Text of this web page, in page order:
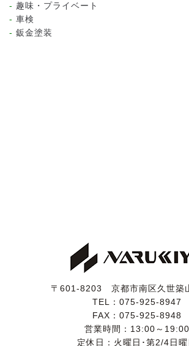
趣味・プライベート
車検
鈑金塗装
〒601-8203 京都市南区久世築
TEL： 075-925-8947
FAX：075-925-8948
営業時間：13:00～19:00
定休日：火曜日･第2/4日曜